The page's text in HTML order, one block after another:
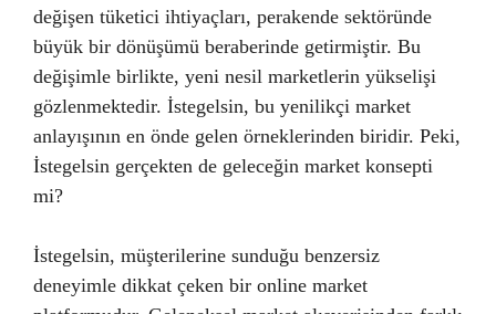
değişen tüketici ihtiyaçları, perakende sektöründe
büyük bir dönüşümü beraberinde getirmiştir. Bu
değişimle birlikte, yeni nesil marketlerin yükselişi
gözlenmektedir. İstegelsin, bu yenilikçi market
anlayışının en önde gelen örneklerinden biridir. Peki,
İstegelsin gerçekten de geleceğin market konsepti
mi?
İstegelsin, müşterilerine sunduğu benzersiz
deneyimle dikkat çeken bir online market